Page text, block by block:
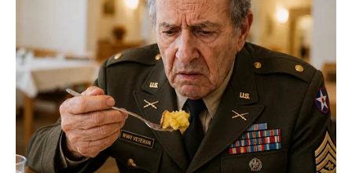
Šta Ribe mogu očekivati?
Jaka emotivna povezanost
Romantične poruke, priznanja ili susrete
Osećaj da ljubav ima smisla